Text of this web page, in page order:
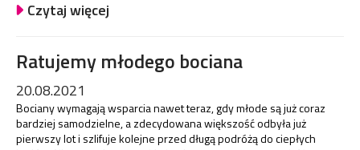
Czytaj więcej
Ratujemy młodego bociana
20.08.2021
Bociany wymagają wsparcia nawet teraz, gdy młode są już coraz
bardziej samodzielne, a zdecydowana większość odbyła już
pierwszy lot i szlifuje kolejne przed długą podróżą do ciepłych